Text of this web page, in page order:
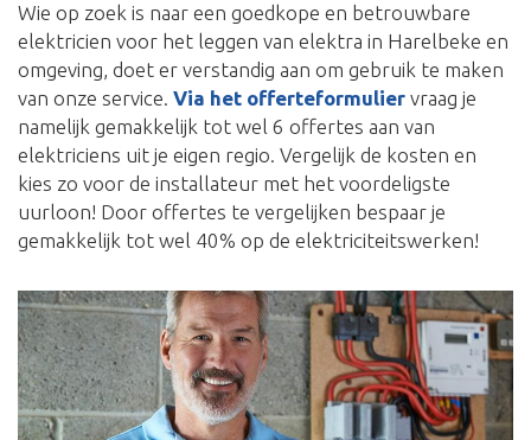
Wie op zoek is naar een goedkope en betrouwbare
elektricien voor het leggen van elektra in Harelbeke en
omgeving, doet er verstandig aan om gebruik te maken
van onze service. Via het offerteformulier vraag je
namelijk gemakkelijk tot wel 6 offertes aan van
elektriciens uit je eigen regio. Vergelijk de kosten en
kies zo voor de installateur met het voordeligste
uurloon! Door offertes te vergelijken bespaar je
gemakkelijk tot wel 40% op de elektriciteitswerken!